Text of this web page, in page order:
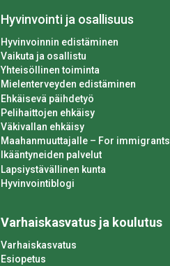
Hyvinvointi ja osallisuus
Hyvinvoinnin edistäminen
Vaikuta ja osallistu
Yhteisöllinen toiminta
Mielenterveyden edistäminen
Ehkäisevä päihdetyö
Pelihaittojen ehkäisy
Väkivallan ehkäisy
Maahanmuuttajalle – For immigrants
Ikääntyneiden palvelut
Lapsiystävällinen kunta
Hyvinvointiblogi
Varhaiskasvatus ja koulutus
Varhaiskasvatus
Esiopetus